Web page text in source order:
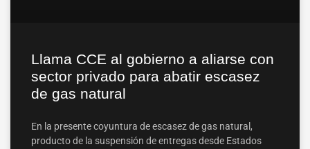
Llama CCE al gobierno a aliarse con
sector privado para abatir escasez
de gas natural
En la presente coyuntura de escasez de gas natural,
producto de la suspensión de entregas desde Estados